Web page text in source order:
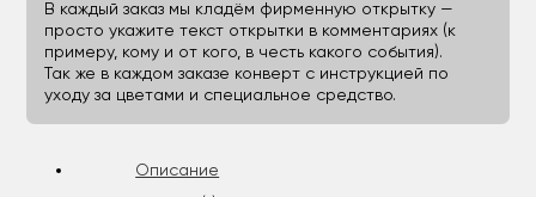
В каждый заказ мы кладём фирменную открытку —
просто укажите текст открытки в комментариях (к
примеру, кому и от кого, в честь какого события).
Так же в каждом заказе конверт с инструкцией по
уходу за цветами и специальное средство.
Описание